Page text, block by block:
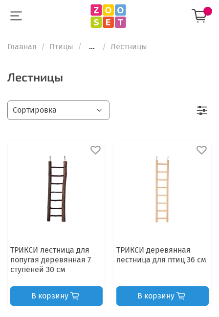
Главная Птицы ... Лестницы
Лестницы
ТРИКСИ лестница для
попугая деревянная 7
ступеней 30 см
В корзину
ТРИКСИ деревянная
лестница для птиц 36 см
В корзину